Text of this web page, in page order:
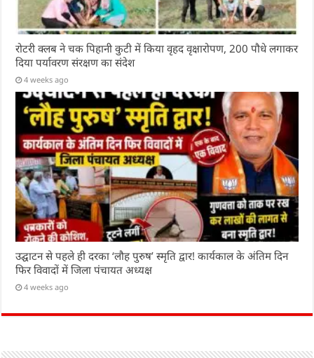
रोटरी क्लब ने चक पिहानी कुटी में किया वृहद वृक्षारोपण, 200 पौधे लगाकर
दिया पर्यावरण संरक्षण का संदेश
4 weeks ago
उद्घाटन से पहले ही दरका ‘लौह पुरुष’ स्मृति द्वार! कार्यकाल के अंतिम दिन
फिर विवादों में जिला पंचायत अध्यक्ष
4 weeks ago